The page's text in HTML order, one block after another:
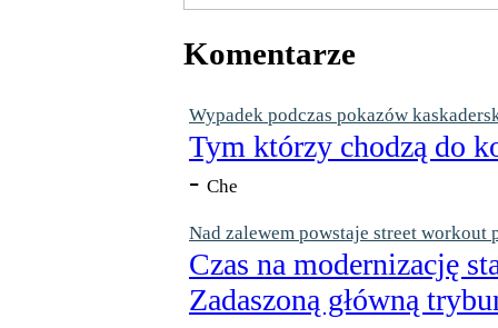
Komentarze
Wypadek podczas pokazów
Tym którzy chodzą do
- Che
Nad zalewem powstaje street workout
Czas na modernizację
Zadaszoną główną